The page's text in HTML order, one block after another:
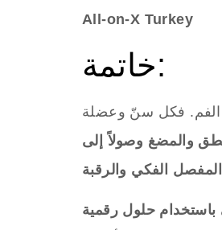
All-on-X Turkey
خاتمة:
الفم. فكل سنّ وعضلة
والمضغ وصولاً إلى
الفكي والرقبة
باستخدام حلول رقمية